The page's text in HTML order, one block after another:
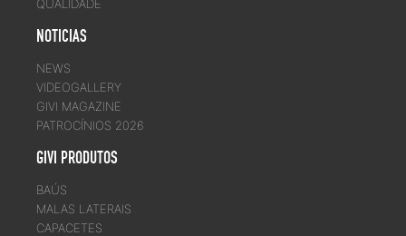
QUALIDADE
NOTICIAS
NEWS
VIDEOGALLERY
GIVI MAGAZINE
PATROCÍNIOS 2026
GIVI PRODUTOS
BAÚS
MALAS LATERAIS
CAPACETES